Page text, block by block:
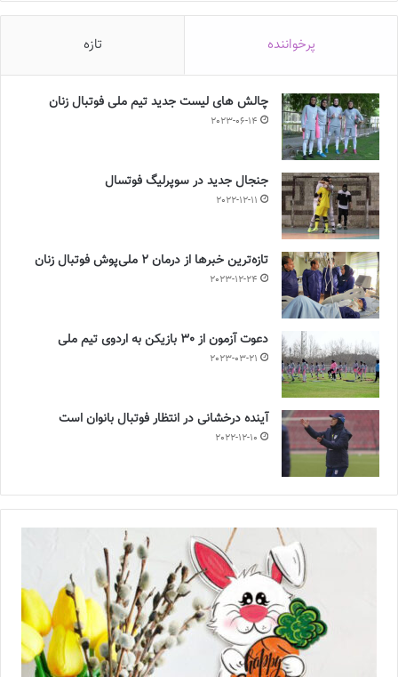
پرخواننده تازه
چالش هاى ليست جدید تيم ملى فوتبال زنان
2023-06-14
جنجال جدید در سوپرلیگ فوتسال
2022-12-11
تازه‌ترین خبرها از درمان ۲ ملی‌پوش فوتبال زنان
2023-12-24
دعوت آزمون از 30 بازیکن به اردوی تیم ملی
2023-03-21
آینده درخشانی در انتظار فوتبال بانوان است
2022-12-10